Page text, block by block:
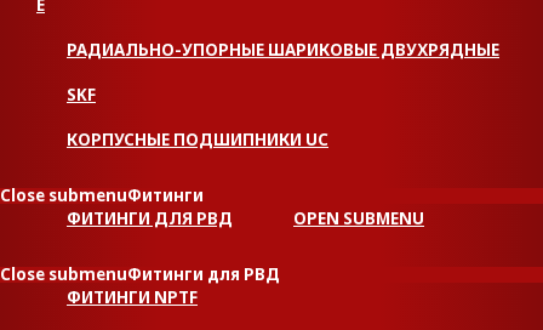
Е
РАДИАЛЬНО-УПОРНЫЕ ШАРИКОВЫЕ ДВУХРЯДНЫЕ
SKF
КОРПУСНЫЕ ПОДШИПНИКИ UC
Close submenuФитинги
ФИТИНГИ ДЛЯ РВД
OPEN SUBMENU
Close submenuФитинги для РВД
ФИТИНГИ NPTF